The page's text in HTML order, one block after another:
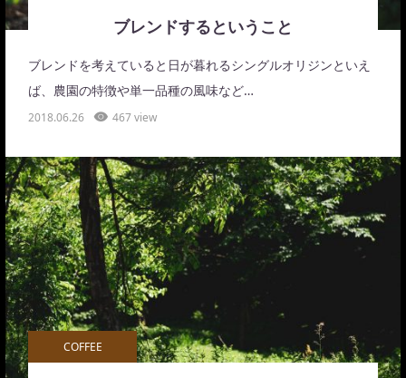
ブレンドするということ
ブレンドを考えていると日が暮れるシングルオリジンといえ
ば、農園の特徴や単一品種の風味など…
2018.06.26 467 view
COFFEE